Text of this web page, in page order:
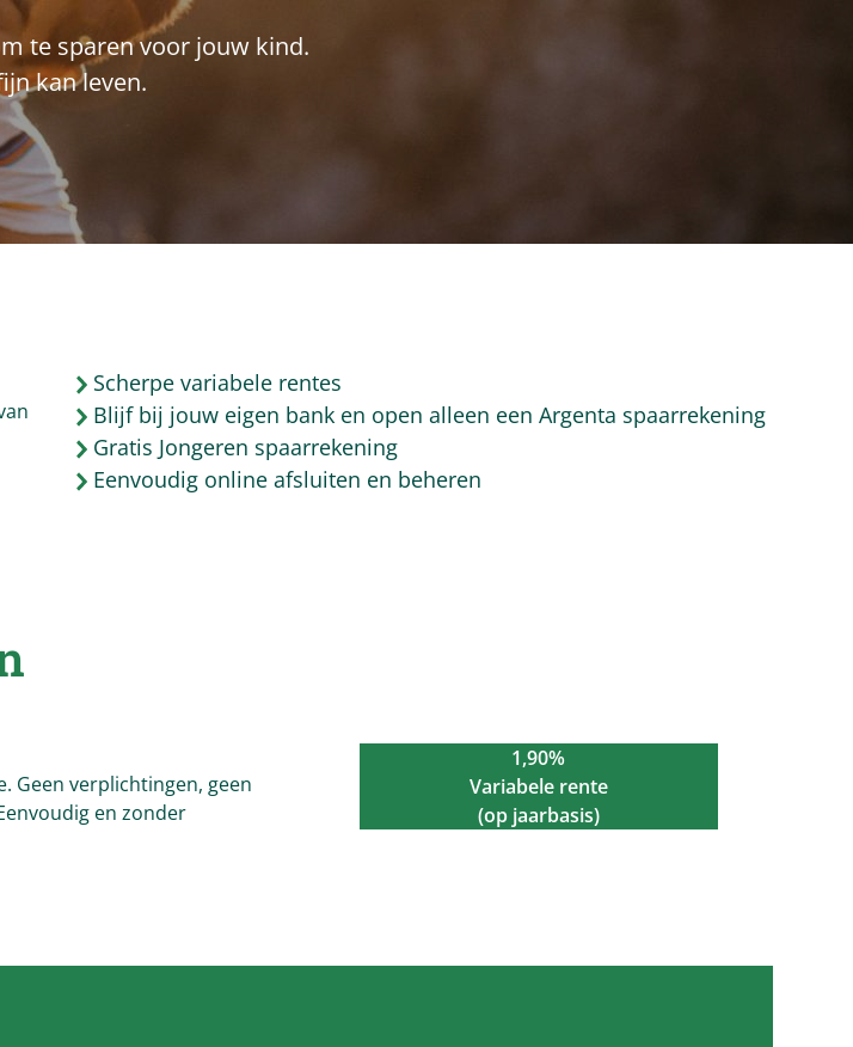
te sparen voor jouw kind.
kan leven.
Scherpe variabele rentes
Blijf bij jouw eigen bank en open alleen een Argenta spaarrekening
Gratis Jongeren spaarrekening
Eenvoudig online afsluiten en beheren
Geen verplichtingen, geen
en zonder
1,90%
Variabele rente
(op jaarbasis)